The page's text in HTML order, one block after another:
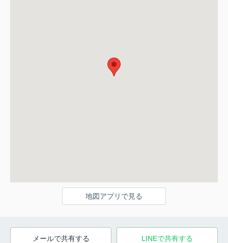
地図アプリで見る
メールで共有する LINEで共有する